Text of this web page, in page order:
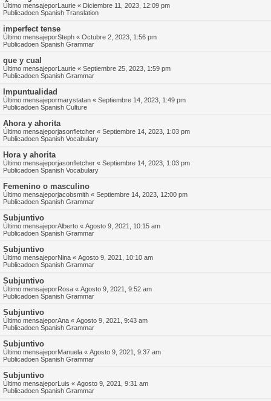
Último mensajeporLaurie « Diciembre 11, 2023, 12:09 pm
Publicadoen Spanish Translation
imperfect tense
Último mensajeporSteph « Octubre 2, 2023, 1:56 pm
Publicadoen Spanish Grammar
que y cual
Último mensajeporLaurie « Septiembre 25, 2023, 1:59 pm
Publicadoen Spanish Grammar
Impuntualidad
Último mensajepormarystatan « Septiembre 14, 2023, 1:49 pm
Publicadoen Spanish Culture
Ahora y ahorita
Último mensajeporjasonfletcher « Septiembre 14, 2023, 1:03 pm
Publicadoen Spanish Vocabulary
Hora y ahorita
Último mensajeporjasonfletcher « Septiembre 14, 2023, 1:03 pm
Publicadoen Spanish Vocabulary
Femenino o masculino
Último mensajeporjacobsmith « Septiembre 14, 2023, 12:00 pm
Publicadoen Spanish Grammar
Subjuntivo
Último mensajeporAlberto « Agosto 9, 2021, 10:15 am
Publicadoen Spanish Grammar
Subjuntivo
Último mensajeporNina « Agosto 9, 2021, 10:10 am
Publicadoen Spanish Grammar
Subjuntivo
Último mensajeporRosa « Agosto 9, 2021, 9:52 am
Publicadoen Spanish Grammar
Subjuntivo
Último mensajeporAna « Agosto 9, 2021, 9:43 am
Publicadoen Spanish Grammar
Subjuntivo
Último mensajeporManuela « Agosto 9, 2021, 9:37 am
Publicadoen Spanish Grammar
Subjuntivo
Último mensajeporLuis « Agosto 9, 2021, 9:31 am
Publicadoen Spanish Grammar